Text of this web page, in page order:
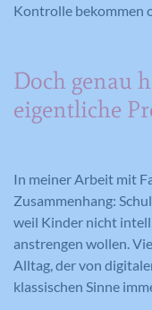
Kontrolle bekommen
Doch genau
eigentliche
In meiner Arbeit mit
Zusammenhang:
weil Kinder nicht
anstrengen wollen.
Alltag, der von
klassischen Sinne